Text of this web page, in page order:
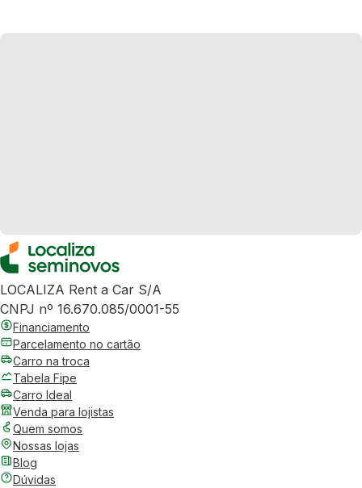
LOCALIZA Rent a Car S/A
CNPJ nº 16.670.085/0001-55
Financiamento
Parcelamento no cartão
Carro na troca
Tabela Fipe
Carro Ideal
Venda para lojistas
Quem somos
Nossas lojas
Blog
Dúvidas